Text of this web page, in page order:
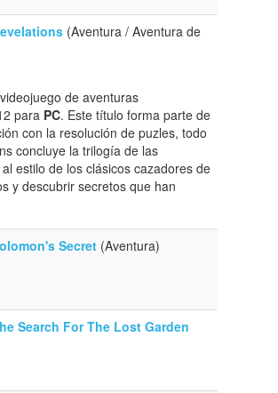
(Aventura / Aventura de
de aventuras
para PC. Este título forma parte de
con la resolución de puzles, todo
concluye la trilogía de las
estilo de los clásicos cazadores de
y descubrir secretos que han
Secret (Aventura)
Search For The Lost Garden